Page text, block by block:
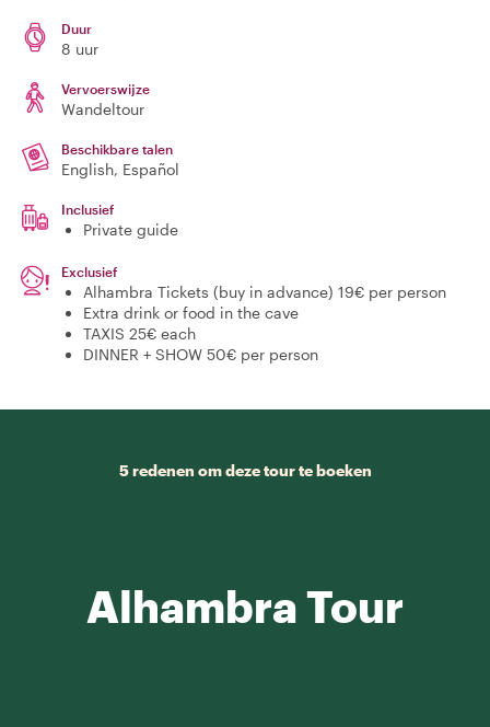
Duur
8 uur
Vervoerswijze
Wandeltour
Beschikbare talen
English, Español
Inclusief
Private guide
Exclusief
Alhambra Tickets (buy in advance) 19€ per person
Extra drink or food in the cave
TAXIS 25€ each
DINNER + SHOW 50€ per person
5 redenen om deze tour te boeken
Alhambra Tour